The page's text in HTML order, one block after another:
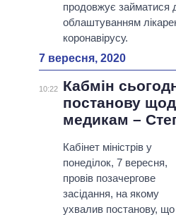
продовжує займатися
облаштуванням
коронавірусу.
7 вересня, 2020
10:22
Кабмін
постанову
медикам –
Кабінет міністрів у
понеділок, 7 вересня,
провів позачергове
засідання, на якому
ухвалив постанову,